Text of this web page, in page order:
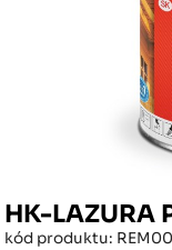
HK-LAZURA
kód produktu: